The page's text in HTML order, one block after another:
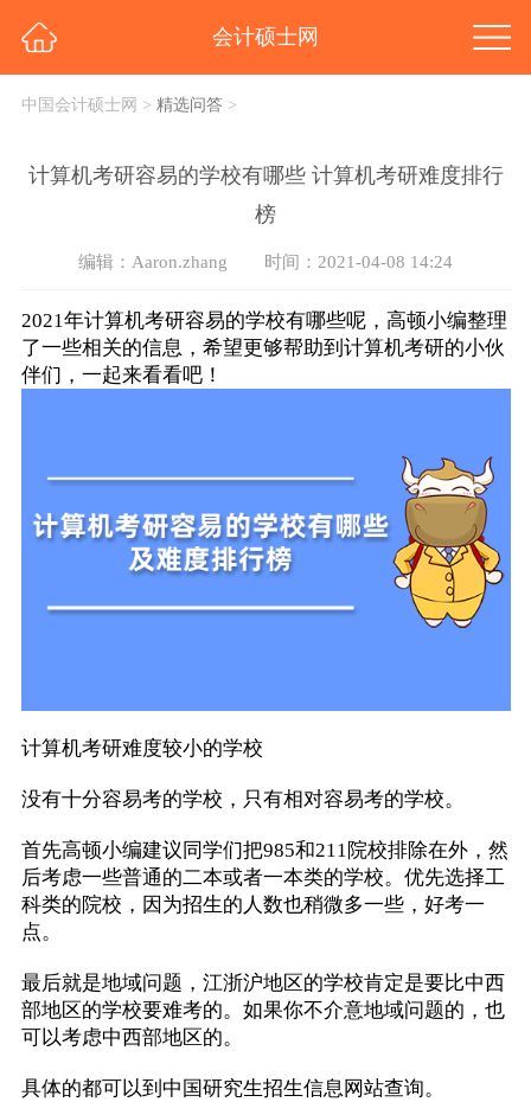
会计硕士网
中国会计硕士网 > 精选问答>
计算机考研容易的学校有哪些 计算机考研难度排行
榜
编辑：Aaron.zhang 时间：2021-04-08 14:24
2021年计算机考研容易的学校有哪些呢，高顿小编整理
了一些相关的信息，希望更够帮助到计算机考研的小伙
伴们，一起来看看吧！
计算机考研难度较小的学校
没有十分容易考的学校，只有相对容易考的学校。
首先高顿小编建议同学们把985和211院校排除在外，然
后考虑一些普通的二本或者一本类的学校。优先选择工
科类的院校，因为招生的人数也稍微多一些，好考一
点。
最后就是地域问题，江浙沪地区的学校肯定是要比中西
部地区的学校要难考的。如果你不介意地域问题的，也
可以考虑中西部地区的。
具体的都可以到中国研究生招生信息网站查询。